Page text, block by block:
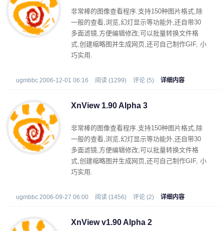
非常棒的图像查看程序.支持150种图片格式,除
一般的查看,浏览,幻灯显示等功能外,还自带30
多面滤镜,方便编辑修改;可以批量转换文件格
式,创建缩略图并生成网页,还可自己制作GIF, 小
巧实用.
ugmbbc 2006-12-01 06:16 阅读 (1299) 评论 (5) 详细内容
XnView 1.90 Alpha 3
非常棒的图像查看程序.支持150种图片格式,除
一般的查看,浏览,幻灯显示等功能外,还自带30
多面滤镜,方便编辑修改;可以批量转换文件格
式,创建缩略图并生成网页,还可自己制作GIF, 小
巧实用.
ugmbbc 2006-09-27 06:00 阅读 (1456) 评论 (2) 详细内容
XnView v1.90 Alpha 2